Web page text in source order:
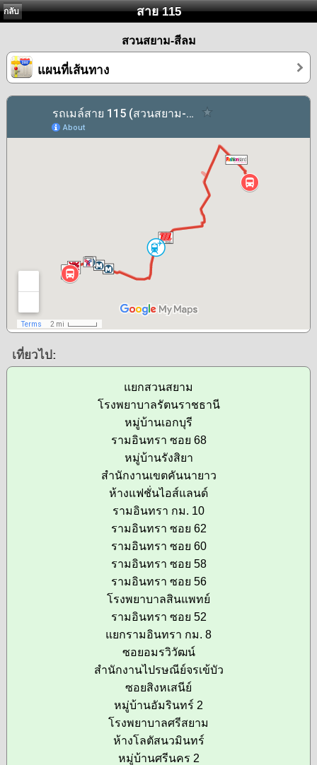
กลับ สาย 115
สวนสยาม-สีลม
แผนที่เส้นทาง
เที่ยวไป:
แยกสวนสยาม
โรงพยาบาลรัตนราชธานี
หมู่บ้านเอกบุรี
รามอินทรา ซอย 68
หมู่บ้านรังสิยา
สำนักงานเขตคันนายาว
ห้างแฟชั่นไอส์แลนด์
รามอินทรา กม. 10
รามอินทรา ซอย 62
รามอินทรา ซอย 60
รามอินทรา ซอย 58
รามอินทรา ซอย 56
โรงพยาบาลสินแพทย์
รามอินทรา ซอย 52
แยกรามอินทรา กม. 8
ซอยอมรวิวัฒน์
สำนักงานไปรษณีย์จรเข้บัว
ซอยสิงหเสนีย์
หมู่บ้านอัมรินทร์ 2
โรงพยาบาลศรีสยาม
ห้างโลตัสนวมินทร์
หมู่บ้านศรีนคร 2